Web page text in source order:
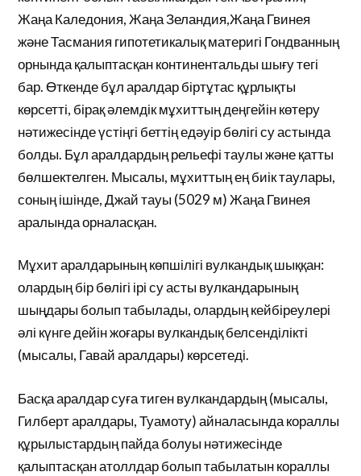
Жаңа Каледония, Жаңа Зеландия,Жаңа Гвинея
және Тасмания гипотетикалық материгі Гондванның
орнында қалыптасқан континентальды шығу тегі
бар. Өткенде бұл аралдар біртұтас құрлықты
көрсетті, бірақ әлемдік мұхиттың деңгейін көтеру
нәтижесінде үстіңгі беттің едәуір бөлігі су астында
болды. Бұл аралдардың рельефі таулы және қатты
бөлшектелген. Мысалы, мұхиттың ең биік таулары,
соның ішінде, Джай тауы (5029 м) Жаңа Гвинея
аралында орналасқан.
Мұхит аралдарының көпшілігі вулкандық шыққан:
олардың бір бөлігі ірі су асты вулкандарының
шыңдары болып табылады, олардың кейбіреулері
әлі күнге дейін жоғары вулкандық белсенділікті
(мысалы, Гавай аралдары) көрсетеді.
Басқа аралдар суға тиген вулкандардың (мысалы,
Гилберт аралдары, Туамоту) айналасында кораллы
құрылыстардың пайда болуы нәтижесінде
қалыптасқан атоллдар болып табылатын кораллы